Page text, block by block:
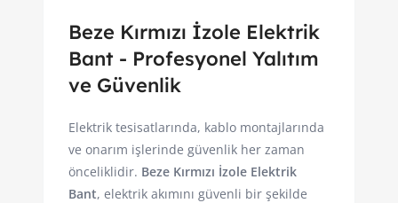
Beze Kırmızı İzole Elektrik
Bant - Profesyonel Yalıtım
ve Güvenlik
Elektrik tesisatlarında, kablo montajlarında
ve onarım işlerinde güvenlik her zaman
önceliklidir. Beze Kırmızı İzole Elektrik
Bant, elektrik akımını güvenli bir şekilde